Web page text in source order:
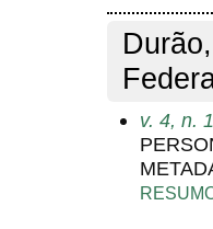
v. 4, n.